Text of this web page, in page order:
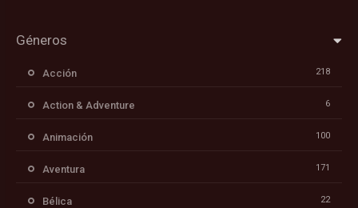
Géneros
Acción 218
Action & Adventure 6
Animación 100
Aventura 171
Bélica 22